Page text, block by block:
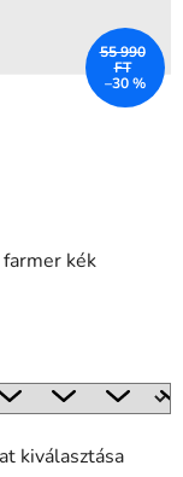
kék
kiválasztása
55 990
FT
–30 %